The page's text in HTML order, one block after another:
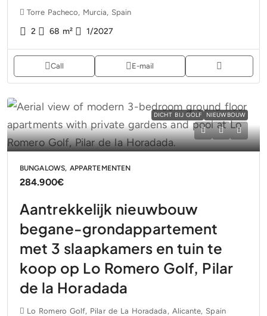
Torre Pacheco, Murcia, Spain
2 68 m² 1/2027
Call E-mail
DICHT BIJ GOLF NIEUWBOUW
BUNGALOWS, APPARTEMENTEN
284.900€
Aantrekkelijk nieuwbouw
begane-grondappartement
met 3 slaapkamers en tuin te
koop op Lo Romero Golf, Pilar
de la Horadada
Lo Romero Golf, Pilar de La Horadada, Alicante, Spain